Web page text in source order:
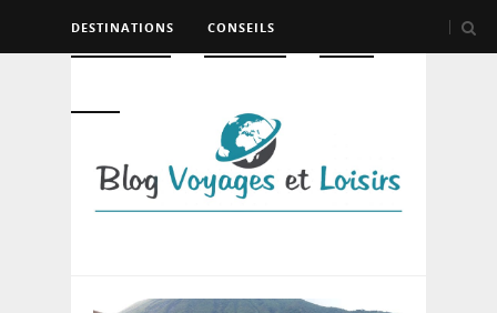
DESTINATIONS CONSEILS